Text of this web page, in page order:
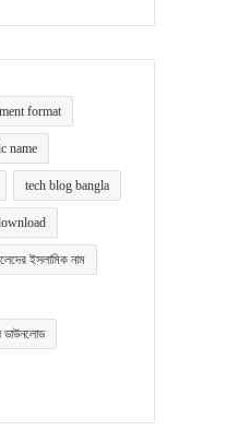
format
name
tech blog bangla
ইসলামিক নাম
ডাউনলোড